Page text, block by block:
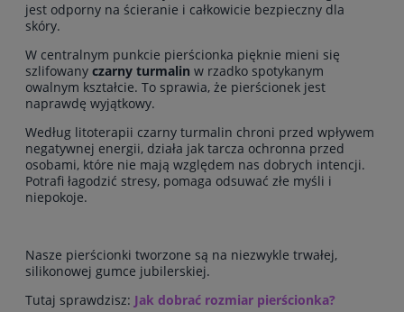
jest odporny na ścieranie i całkowicie bezpieczny dla
skóry.
W centralnym punkcie pierścionka pięknie mieni się
szlifowany czarny turmalin w rzadko spotykanym
owalnym kształcie. To sprawia, że pierścionek jest
naprawdę wyjątkowy.
Według litoterapii czarny turmalin chroni przed wpływem
negatywnej energii, działa jak tarcza ochronna przed
osobami, które nie mają względem nas dobrych intencji.
Potrafi łagodzić stresy, pomaga odsuwać złe myśli i
niepokoje.
Nasze pierścionki tworzone są na niezwykle trwałej,
silikonowej gumce jubilerskiej.
Tutaj sprawdzisz: Jak dobrać rozmiar pierścionka?